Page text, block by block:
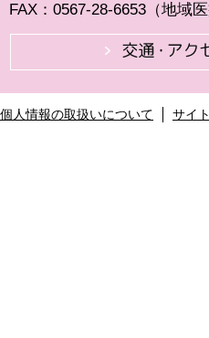
FAX：0567-28-6653（地域
個人情報の取扱いについて サイ